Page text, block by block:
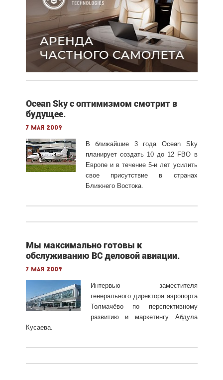
Ocean Sky с оптимизмом смотрит в
будущее.
7 мая 2009
В ближайшие 3 года Ocean Sky
планирует создать 10 до 12 FBO в
Европе и в течение 5-и лет усилить
свое присутствие в странах
Ближнего Востока.
Мы максимально готовы к
обслуживанию ВС деловой авиации.
7 мая 2009
Интервью заместителя
генерального директора аэропорта
Толмачёво по перспективному
развитию и маркетингу Абдула
Кусаева.